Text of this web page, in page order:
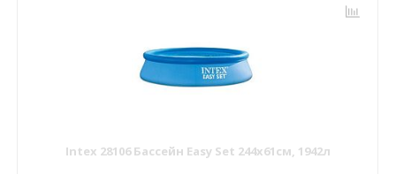
Intex 28106 Бассейн Easy Set 244х61см, 1942л